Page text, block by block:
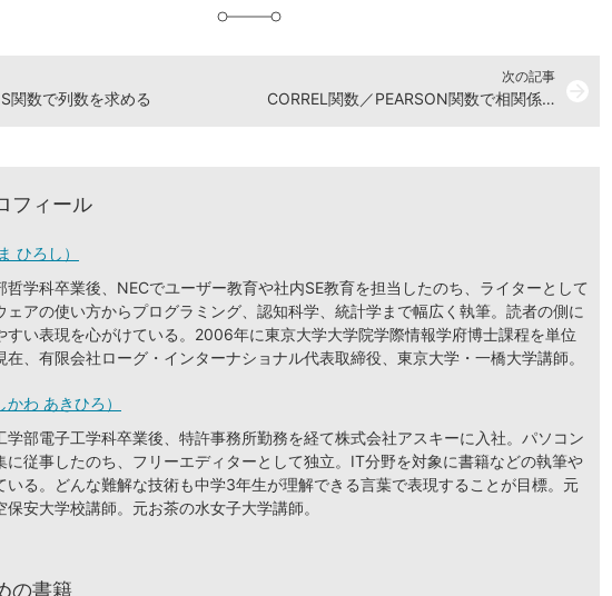
関数で列数を求める
次の記事
CORREL関数／PEARSON関数で相関係数を求める
フィール
ひろし）
哲学科卒業後、NECでユーザー教育や社内SE教育を担当したのち、ライターとして
ェアの使い方からプログラミング、認知科学、統計学まで幅広く執筆。読者の側に
すい表現を心がけている。2006年に東京大学大学院学際情報学府博士課程を単位
在、有限会社ローグ・インターナショナル代表取締役、東京大学・一橋大学講師。
わ あきひろ）
学部電子工学科卒業後、特許事務所勤務を経て株式会社アスキーに入社。パソコン
に従事したのち、フリーエディターとして独立。IT分野を対象に書籍などの執筆や
いる。どんな難解な技術も中学3年生が理解できる言葉で表現することが目標。元
保安大学校講師。元お茶の水女子大学講師。
の書籍